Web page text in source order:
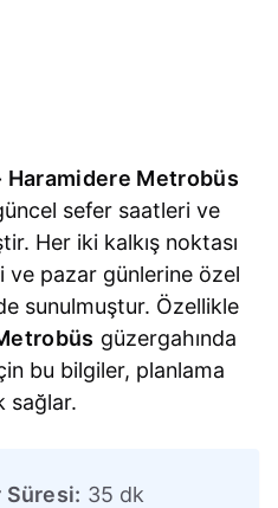
Haramidere Metrobüs
sefer saatleri ve
Her iki kalkış noktası
ve pazar günlerine özel
sunulmuştur. Özellikle
güzergahında
bu bilgiler, planlama
sağlar.
Süresi: 35 dk